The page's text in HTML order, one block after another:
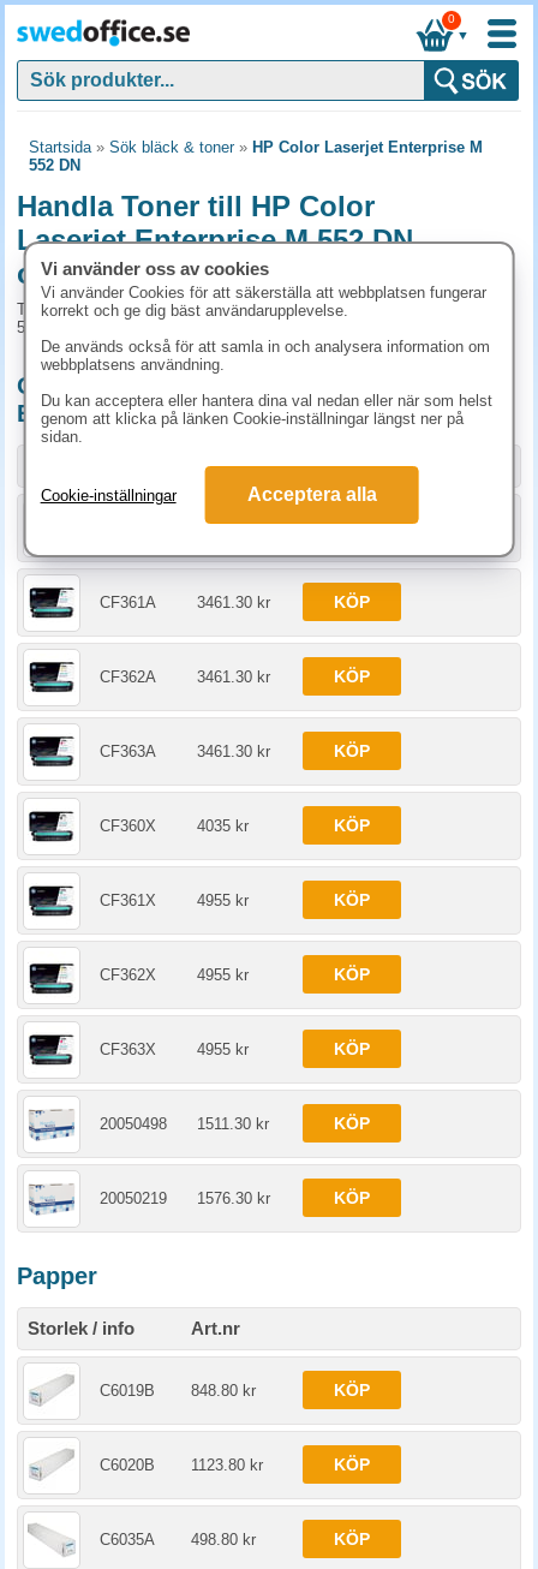
▼
0
Startsida» Sök bläck & toner» HP Color Laserjet Enterprise M
552 DN
Handla Toner till HP Color
Laserjet Enterprise M 552 DN
online
Toner och tillbehör som passar till HP Color Laserjet Enterprise M
552 DN
Originalprodukter till HP Color Laserjet
Enterprise M 552 DN
Art.nr
2686.30 kr KÖP
CF361A 3461.30 kr KÖP
CF362A 3461.30 kr KÖP
CF363A 3461.30 kr KÖP
CF360X 4035 kr KÖP
CF361X 4955 kr KÖP
CF362X 4955 kr KÖP
CF363X 4955 kr KÖP
20050498 1511.30 kr KÖP
20050219 1576.30 kr KÖP
Papper
Storlek / info Art.nr
C6019B 848.80 kr KÖP
C6020B 1123.80 kr KÖP
C6035A 498.80 kr KÖP
Vi använder oss av cookies
Vi använder Cookies för att säkerställa att webbplatsen fungerar
korrekt och ge dig bäst användarupplevelse.
De används också för att samla in och analysera information om
webbplatsens användning.
Du kan acceptera eller hantera dina val nedan eller när som helst
genom att klicka på länken Cookie-inställningar längst ner på
sidan.
Cookie-inställningar Acceptera alla